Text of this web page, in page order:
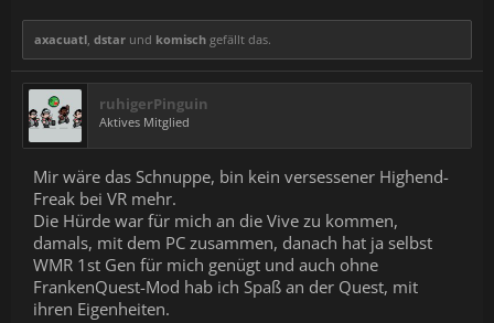
axacuatl dstar und komisch gefällt das.
ruhigerPinguin
Aktives Mitglied
Mir wäre das Schnuppe, bin kein versessener Highend-
Freak bei VR mehr.
Die Hürde war für mich an die Vive zu kommen,
damals, mit dem PC zusammen, danach hat ja selbst
WMR 1st Gen für mich genügt und auch ohne
FrankenQuest-Mod hab ich Spaß an der Quest, mit
ihren Eigenheiten.